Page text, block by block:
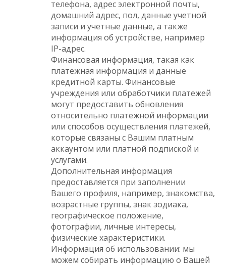
телефона, адрес электронной почты,
домашний адрес, пол, данные учетной
записи и учетные данные, а также
информация об устройстве, например
IP-адрес.
Финансовая информация, такая как
платежная информация и данные
кредитной карты. Финансовые
учреждения или обработчики платежей
могут предоставить обновления
относительно платежной информации
или способов осуществления платежей,
которые связаны с Вашим платным
аккаунтом или платной подпиской и
услугами.
Дополнительная информация
предоставляется при заполнении
Вашего профиля, например, знакомства,
возрастные группы, знак зодиака,
географическое положение,
фотографии, личные интересы,
физические характеристики.
Информация об использовании: мы
можем собирать информацию о Вашей